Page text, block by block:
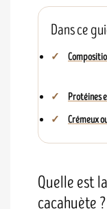
Dans ce
Protéines
Crémeux
Quelle est
cacahuète ?